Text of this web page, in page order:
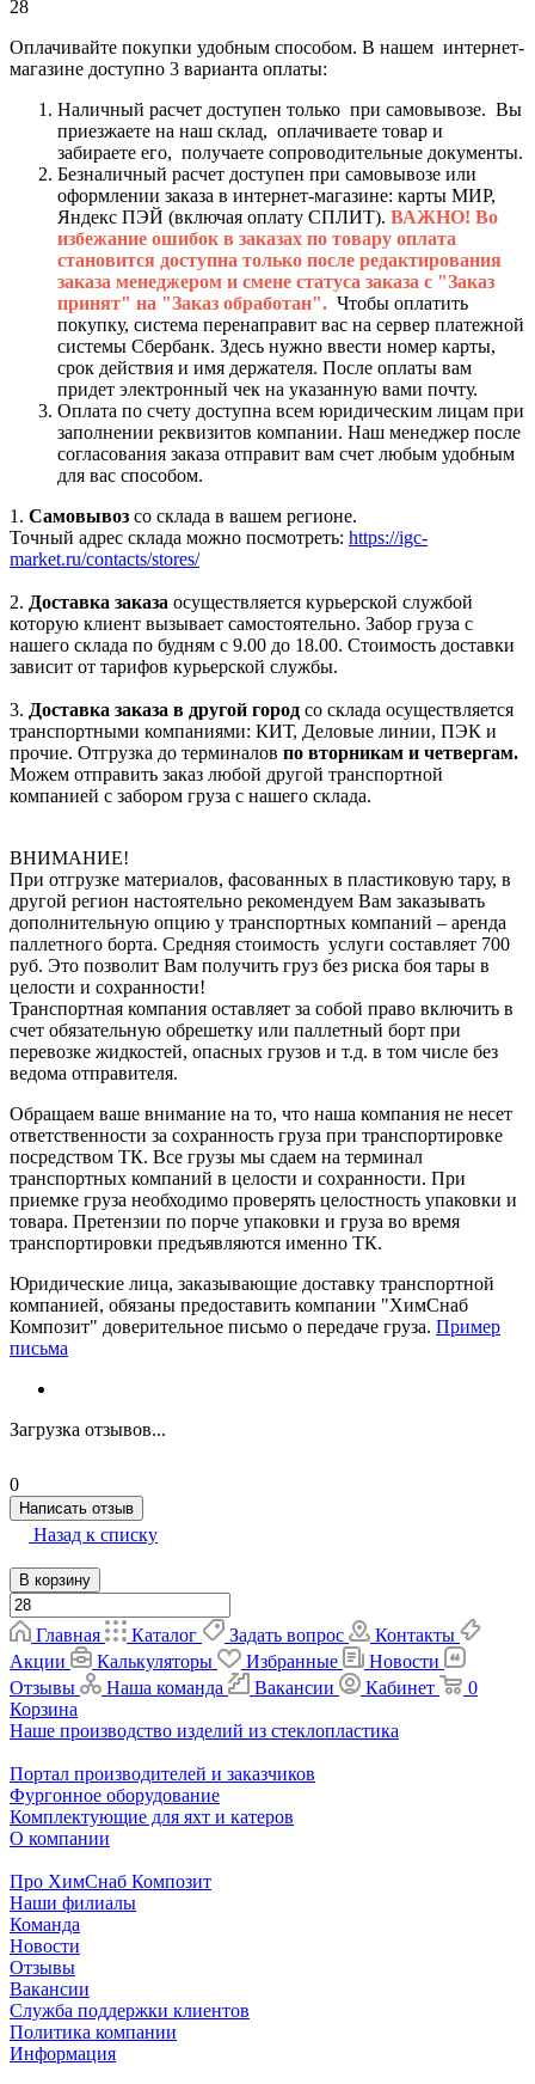
28
Оплачивайте покупки удобным способом. В нашем интернет-
магазине доступно 3 варианта оплаты:
Наличный расчет доступен только при самовывозе. Вы
приезжаете на наш склад, оплачиваете товар и
забираете его, получаете сопроводительные документы.
Безналичный расчет доступен при самовывозе или
оформлении заказа в интернет-магазине: карты МИР,
Яндекс ПЭЙ (включая оплату СПЛИТ). ВАЖНО! Во
избежание ошибок в заказах по товару оплата
становится доступна только после редактирования
заказа менеджером и смене статуса заказа с "Заказ
принят" на "Заказ обработан". Чтобы оплатить
покупку, система перенаправит вас на сервер платежной
системы Сбербанк. Здесь нужно ввести номер карты,
срок действия и имя держателя. После оплаты вам
придет электронный чек на указанную вами почту.
Оплата по счету доступна всем юридическим лицам при
заполнении реквизитов компании. Наш менеджер после
согласования заказа отправит вам счет любым удобным
для вас способом.
1. Самовывоз со склада в вашем регионе.
Точный адрес склада можно посмотреть: https://igc-
market.ru/contacts/stores/
2. Доставка заказа осуществляется курьерской службой
которую клиент вызывает самостоятельно. Забор груза с
нашего склада по будням с 9.00 до 18.00. Стоимость доставки
зависит от тарифов курьерской службы.
3. Доставка заказа в другой город со склада осуществляется
транспортными компаниями: КИТ, Деловые линии, ПЭК и
прочие. Отгрузка до терминалов по вторникам и четвергам.
Можем отправить заказ любой другой транспортной
компанией с забором груза с нашего склада.
ВНИМАНИЕ!
При отгрузке материалов, фасованных в пластиковую тару, в
другой регион настоятельно рекомендуем Вам заказывать
дополнительную опцию у транспортных компаний – аренда
паллетного борта. Средняя стоимость услуги составляет 700
руб. Это позволит Вам получить груз без риска боя тары в
целости и сохранности!
Транспортная компания оставляет за собой право включить в
счет обязательную обрешетку или паллетный борт при
перевозке жидкостей, опасных грузов и т.д. в том числе без
ведома отправителя.
Обращаем ваше внимание на то, что наша компания не несет
ответственности за сохранность груза при транспортировке
посредством ТК. Все грузы мы сдаем на терминал
транспортных компаний в целости и сохранности. При
приемке груза необходимо проверять целостность упаковки и
товара. Претензии по порче упаковки и груза во время
транспортировки предъявляются именно ТК.
Юридические лица, заказывающие доставку транспортной
компанией, обязаны предоставить компании "ХимСнаб
Композит" доверительное письмо о передаче груза. Пример
письма
Загрузка отзывов...
0
Написать отзыв
Назад к списку
В корзину
Главная Каталог Задать вопрос
Контакты
Акции
Калькуляторы Избранные
Новости
Отзывы
Наша команда Вакансии Кабинет
0
Корзина
Наше производство изделий из стеклопластика
Портал производителей и заказчиков
Фургонное оборудование
Комплектующие для яхт и катеров
О компании
Про ХимСнаб Композит
Наши филиалы
Команда
Новости
Отзывы
Вакансии
Служба поддержки клиентов
Политика компании
Информация